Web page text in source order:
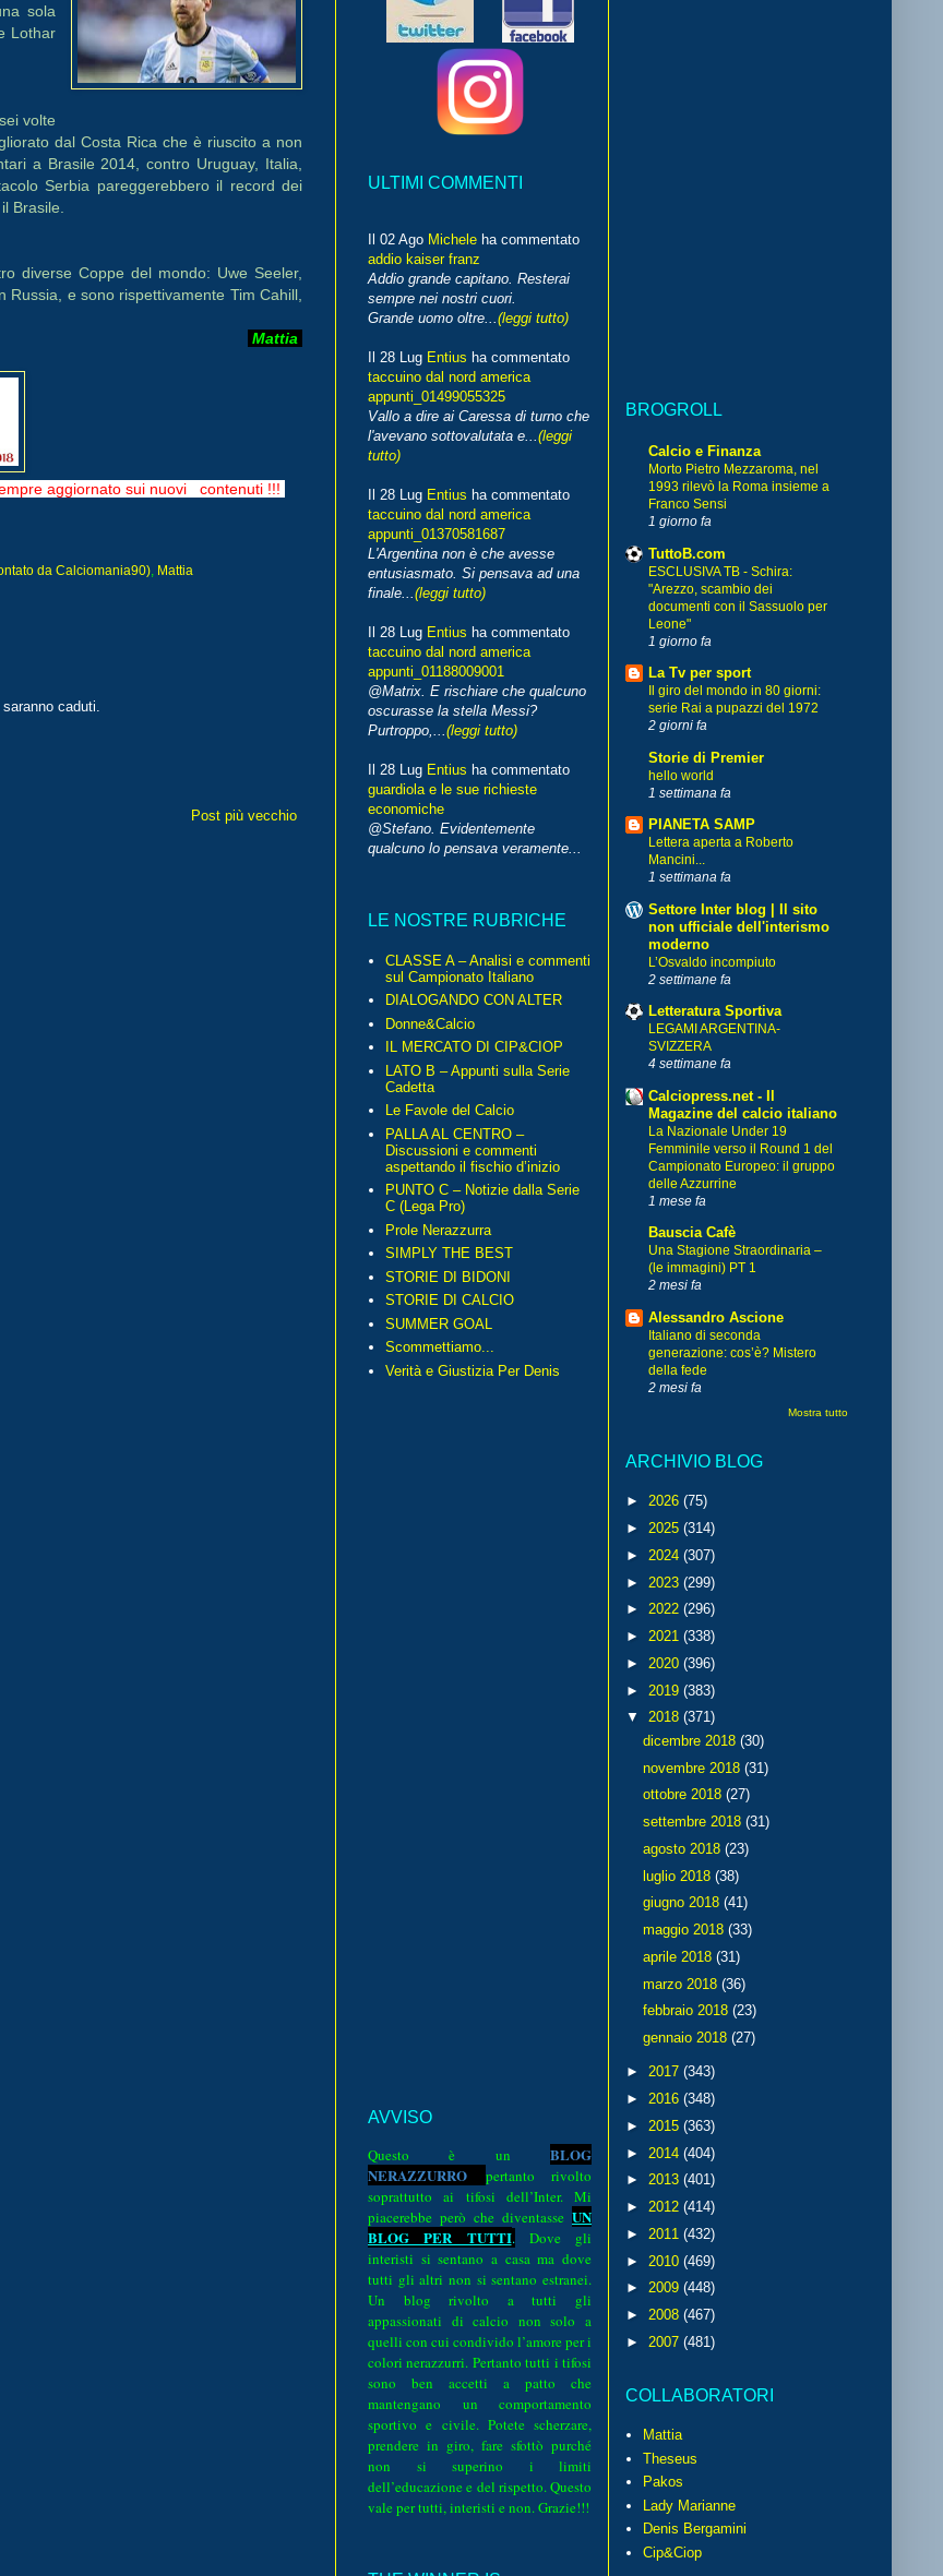
sola
Lothar
volte
dal Costa Rica che è riuscito a non
a Brasile 2014, contro Uruguay, Italia,
Serbia pareggerebbero il record dei
Brasile.
diverse Coppe del mondo: Uwe Seeler,
e sono rispettivamente Tim Cahill,
Mattia
aggiornato sui nuovi contenuti !!!
da Calciomania90) Mattia
caduti.
Post più vecchio
ULTIMI COMMENTI
Il 02 Ago Michele ha commentato
addio kaiser franz
Addio grande capitano. Resterai
sempre nei nostri cuori.
Grande uomo oltre...(leggi tutto)
Il 28 Lug Entius ha commentato
taccuino dal nord america
appunti_01499055325
Vallo a dire ai Caressa di turno che
l'avevano sottovalutata e...(leggi
tutto)
Il 28 Lug Entius ha commentato
taccuino dal nord america
appunti_01370581687
L'Argentina non è che avesse
entusiasmato. Si pensava ad una
finale...(leggi tutto)
Il 28 Lug Entius ha commentato
taccuino dal nord america
appunti_01188009001
@Matrix. E rischiare che qualcuno
oscurasse la stella Messi?
Purtroppo,...(leggi tutto)
Il 28 Lug Entius ha commentato
guardiola e le sue richieste
economiche
@Stefano. Evidentemente
qualcuno lo pensava veramente...
LE NOSTRE RUBRICHE
CLASSE A – Analisi e commenti
sul Campionato Italiano
DIALOGANDO CON ALTER
Donne&Calcio
IL MERCATO DI CIP&CIOP
LATO B – Appunti sulla Serie
Cadetta
Le Favole del Calcio
PALLA AL CENTRO –
Discussioni e commenti
aspettando il fischio d’inizio
PUNTO C – Notizie dalla Serie
C (Lega Pro)
Prole Nerazzurra
SIMPLY THE BEST
STORIE DI BIDONI
STORIE DI CALCIO
SUMMER GOAL
Scommettiamo...
Verità e Giustizia Per Denis
AVVISO
Questo è un BLOG
NERAZZURRO pertanto rivolto
soprattutto ai tifosi dell’Inter. Mi
piacerebbe però che diventasse UN
BLOG PER TUTTI.
Dove gli
interisti si sentano a casa ma dove
tutti gli altri non si sentano estranei.
Un blog rivolto a tutti gli
appassionati di calcio non solo a
quelli con cui condivido l’amore per i
colori nerazzurri. Pertanto tutti i tifosi
sono ben accetti a patto che
mantengano un comportamento
sportivo e civile. Potete scherzare,
prendere in giro, fare sfottò purché
non si superino i limiti
dell’educazione e del rispetto. Questo
vale per tutti, interisti e non. Grazie!!!
BROGROLL
Calcio e Finanza
Morto Pietro Mezzaroma, nel
1993 rilevò la Roma insieme a
Franco Sensi
1 giorno fa
TuttoB.com
ESCLUSIVA TB - Schira:
"Arezzo, scambio dei
documenti con il Sassuolo per
Leone"
1 giorno fa
La Tv per sport
Il giro del mondo in 80 giorni:
serie Rai a pupazzi del 1972
2 giorni fa
Storie di Premier
hello world
1 settimana fa
PIANETA SAMP
Lettera aperta a Roberto
Mancini...
1 settimana fa
Settore Inter blog | Il sito
non ufficiale dell'interismo
moderno
L’Osvaldo incompiuto
2 settimane fa
Letteratura Sportiva
LEGAMI ARGENTINA-
SVIZZERA
4 settimane fa
Calciopress.net - Il
Magazine del calcio italiano
La Nazionale Under 19
Femminile verso il Round 1 del
Campionato Europeo: il gruppo
delle Azzurrine
1 mese fa
Bauscia Cafè
Una Stagione Straordinaria –
(le immagini) PT 1
2 mesi fa
Alessandro Ascione
Italiano di seconda
generazione: cos’è? Mistero
della fede
2 mesi fa
Mostra tutto
ARCHIVIO BLOG
► 2026 (75)
► 2025 (314)
► 2024 (307)
► 2023 (299)
► 2022 (296)
► 2021 (338)
► 2020 (396)
► 2019 (383)
▼ 2018 (371)
dicembre 2018 (30)
novembre 2018 (31)
ottobre 2018 (27)
settembre 2018 (31)
agosto 2018 (23)
luglio 2018 (38)
giugno 2018 (41)
maggio 2018 (33)
aprile 2018 (31)
marzo 2018 (36)
febbraio 2018 (23)
gennaio 2018 (27)
► 2017 (343)
► 2016 (348)
► 2015 (363)
► 2014 (404)
► 2013 (401)
► 2012 (414)
► 2011 (432)
► 2010 (469)
► 2009 (448)
► 2008 (467)
► 2007 (481)
COLLABORATORI
Mattia
Theseus
Pakos
Lady Marianne
Denis Bergamini
Cip&Ciop